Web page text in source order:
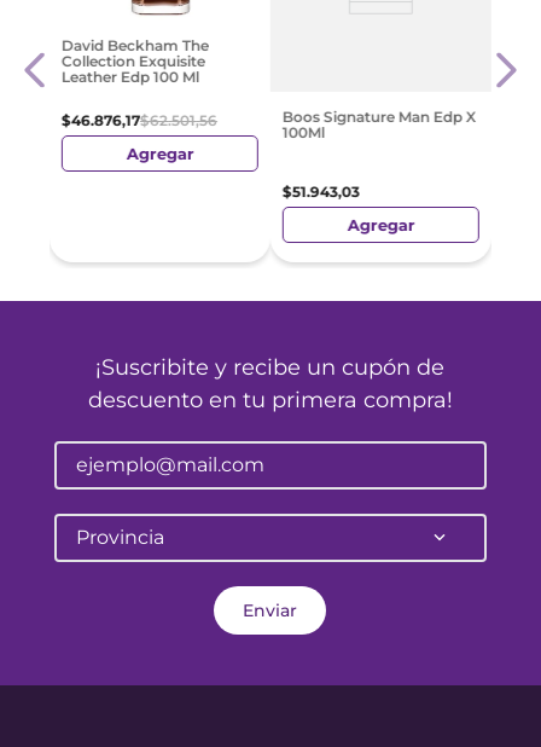
David Beckham The
Collection Exquisite
Leather Edp 100 Ml
$46.876,17$62.501,56
Agregar
Boos Signature Man Edp X
100Ml
$51.943,03
Agregar
¡Suscribite y recibe un cupón de
descuento en tu primera compra!
Provincia
Enviar